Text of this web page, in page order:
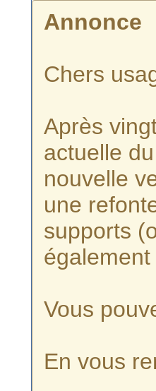
Annonce
Chers
Après
actuelle
nouvelle
une
supports
Vous
En vous